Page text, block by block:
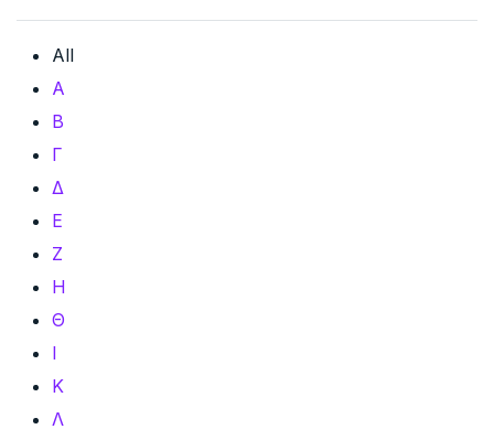
All
Α
Β
Γ
Δ
Ε
Ζ
Η
Θ
Ι
Κ
Λ